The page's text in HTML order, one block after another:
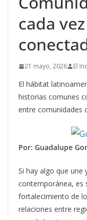
cada
21 mayo, 2026 El
El hábitat
historias comunes
entre comunidades
Por: Guadalupe
Si hay algo que une
contemporánea, es
fortalecimiento de
relaciones entre